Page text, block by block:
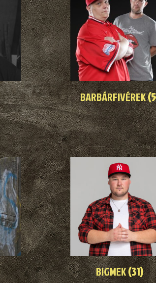
BARBÁRFIVÉREK
BIGMEK(31)